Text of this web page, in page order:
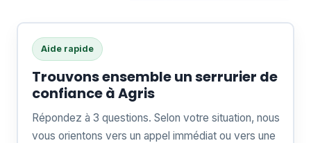
Aide rapide
Trouvons ensemble un serrurier de
confiance à Agris
Répondez à 3 questions. Selon votre situation, nous
vous orientons vers un appel immédiat ou vers une